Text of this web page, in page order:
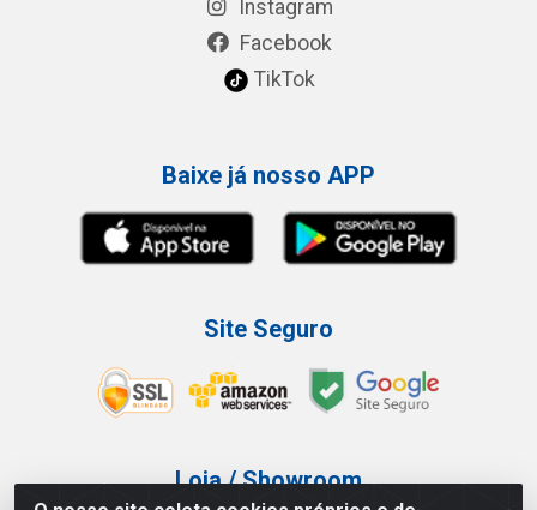
Instagram
Facebook
TikTok
Baixe já nosso APP
Site Seguro
Loja / Showroom